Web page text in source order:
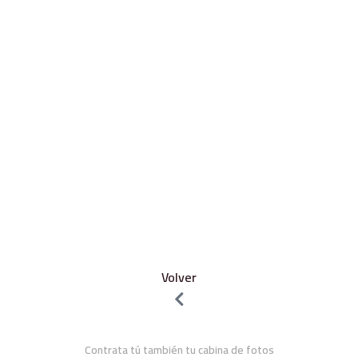
Volver
Contrata tú también tu cabina de fotos